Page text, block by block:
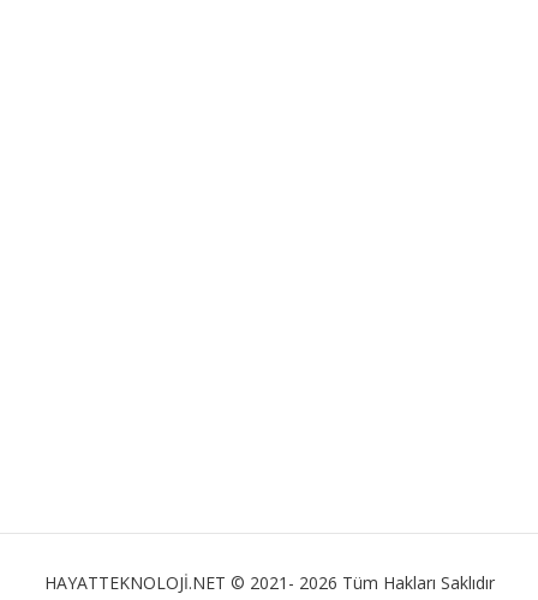
HAYATTEKNOLOJİ.NET © 2021- 2026 Tüm Hakları Saklıdır